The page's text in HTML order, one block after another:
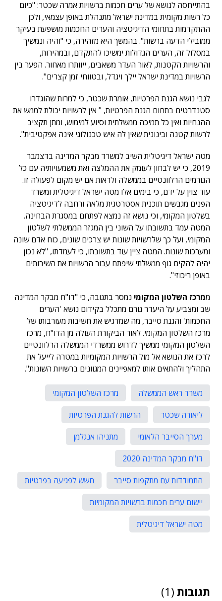
בהתייחסה לנושא של ערים חכמות ברשויות אמרה שכטר: "כיום
כל רשות מקומית במדינת ישראל מתנהלת באופן עצמאי, ולכן
ההתקדמות בתחומי הדיגיטציה והערים החכמות מושפעת בעיקר
ממובילי הדעה ברשות". בהמשך היא מזהירה, כי "והיה ונמשיך
במסלול זה, הערים הגדולות ימשיכו להתקדם, ובמהירות,
והרשויות הקטנות, לאור העדר משאבים, ייוותרו מאחור. הפער בין
הרשויות במדינת ישראל יילך ויגדל, ובטווחי זמן קצרים".
לגבי נושא הגנת הפרטיות, אומרת שכטר, כי למרות שהוגדרו
סטנדרטים בתחום הגנת הפרטיות, " אין לרשויות יכולת לממש את
ההנחיות ואין כל תמיכה ממשלתית וסיוע למימוש, ומתן תקציב
לרשות קטנה ובינונית שאין לה איש טכנולוגי אינה אפקטיבית".
מטה ישראל דיגיטלית השיב למשרד מבקר המדינה בדצמבר
2019, כי יש לבחון לעומק את ההמלצה ואת משמעויותיה עם כל
הגורמים הרלוונטיים בממשלה ולראות אם יש מקום לפעולה זו.
עוד צוין על ידם, כי בימים אלו מטה ישראל דיגיטלית ומשרד
הפנים מגבשים תוכנית אסטרטגית מלאה ורחבה לדיגיטציה
בשלטון המקומי, וכי נושא זה נמצא לפתחם במסגרת הבחינה.
המטה עמד בתשובתו על השוני בין המגזר הממשלתי לשלטון
המקומי, ועל כך שלרשויות שונות יש צרכים שונים, כוח אדם שונה
ומערכות שונות. המטה ציין עוד בתשובתו, כי לעמדתו, "לא נכון
יהיה להקים גוף ממשלתי שיפתח עבור הרשויות את השירותים
באופן ריכוזי".
ממרכז השלטון המקומי נמסר בתגובה, כי "דו"ח מבקר המדינה
שב ומצביע על היעדר גורם מתכלל בקידום נושא 'הערים
החכמות' והגנת סייבר, מה שמדגיש את חשיבות מעורבותו של
מרכז השלטון המקומי. לאור הביקורת העולה מן הדו"ח, מרכז
השלטון המקומי ממשיך לדרוש ממשרדי הממשלה הרלוונטיים
לרכז את הנושא אל מול הרשויות המקומיות במטרה לייעל את
התהליך ולהתאים אותו למאפיינים המגוונים ברשויות השונות".
משרד ראש הממשלה
מרכז השלטון המקומי
ליאורה שכטר
הרשות להגנת הפרטיות
מערך הסייבר הלאומי
מתניהו אנגלמן
דו"ח מבקר המדינה 2020
התמודדות עם מתקפות סייבר
חשש לפגיעה בפרטיות
יישום ערים חכמות ברשויות המקומיות
מטה ישראל דיגיטלית
תגובות (1)